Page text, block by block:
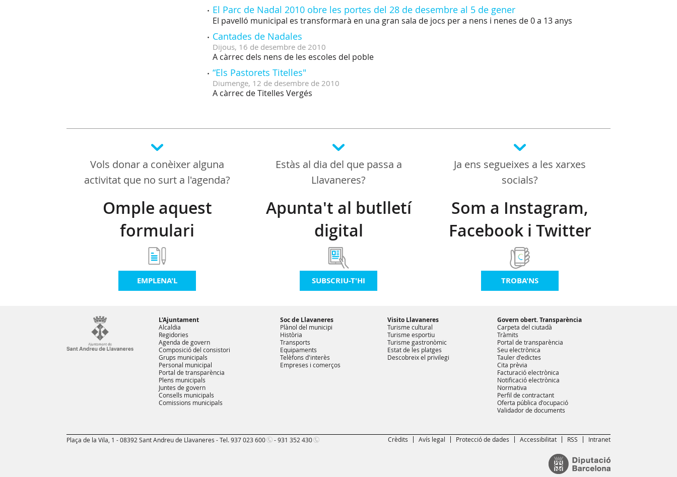
El Parc de Nadal 2010 obre les portes del 28 de desembre al 5 de gener
El pavelló municipal es transformarà en una gran sala de jocs per a nens i nenes de 0 a 13 anys
Cantades de Nadales
Dijous, 16 de desembre de 2010
A càrrec dels nens de les escoles del poble
“Els Pastorets Titelles"
Diumenge, 12 de desembre de 2010
A càrrec de Titelles Vergés
Vols donar a conèixer alguna
activitat que no surt a l'agenda?
Omple aquest
formulari
EMPLENA'L
Estàs al dia del que passa a
Llavaneres?
Apunta't al butlletí
digital
SUBSCRIU-T'HI
Ja ens segueixes a les xarxes
socials?
Som a Instagram,
Facebook i Twitter
TROBA'NS
L'Ajuntament
Alcaldia
Regidories
Agenda de govern
Composició del consistori
Grups municipals
Personal municipal
Portal de transparència
Plens municipals
Juntes de govern
Consells municipals
Comissions municipals
Soc de Llavaneres
Plànol del municipi
Història
Transports
Equipaments
Telèfons d'interès
Empreses i comerços
Visito Llavaneres
Turisme cultural
Turisme esportiu
Turisme gastronòmic
Estat de les platges
Descobreix el privilegi
Govern obert. Transparència
Carpeta del ciutadà
Tràmits
Portal de transparència
Seu electrònica
Tauler d'edictes
Cita prèvia
Facturació electrònica
Notificació electrònica
Normativa
Perfil de contractant
Oferta pública d'ocupació
Validador de documents
Plaça de la Vila, 1 - 08392 Sant Andreu de Llavaneres - Tel.937 023 600 -931 352 430 Crèdits Avís legal Protecció de dades Accessibilitat RSS Intranet